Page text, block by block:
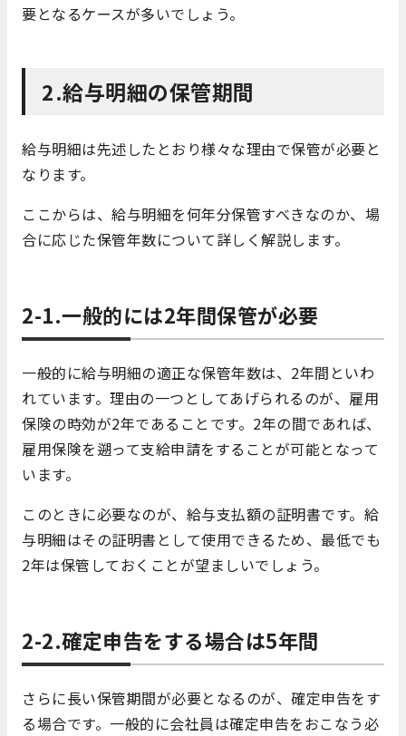
要となるケースが多いでしょう。
2.給与明細の保管期間
給与明細は先述したとおり様々な理由で保管が必要と
なります。
ここからは、給与明細を何年分保管すべきなのか、場
合に応じた保管年数について詳しく解説します。
2-1.一般的には2年間保管が必要
一般的に給与明細の適正な保管年数は、2年間といわ
れています。理由の一つとしてあげられるのが、雇用
保険の時効が2年であることです。2年の間であれば、
雇用保険を遡って支給申請をすることが可能となって
います。
このときに必要なのが、給与支払額の証明書です。給
与明細はその証明書として使用できるため、最低でも
2年は保管しておくことが望ましいでしょう。
2-2.確定申告をする場合は5年間
さらに長い保管期間が必要となるのが、確定申告をす
る場合です。一般的に会社員は確定申告をおこなう必